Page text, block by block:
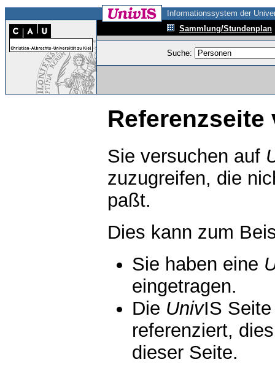
Informationssystem der
Sammlung/Stundenplan
Suche:
Referenzseite
Sie versuchen auf
zuzugreifen, die
paßt.
Dies kann zum
Sie haben eine
eingetragen.
Die UnivIS
referenziert,
dieser Seite.